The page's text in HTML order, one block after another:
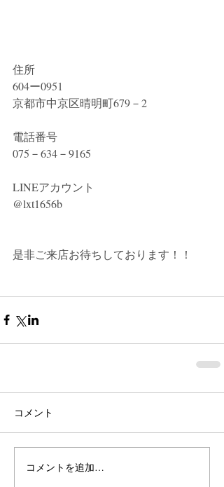
住所
604ー0951
京都市中京区晴明町679－2
電話番号
075－634－9165
LINEアカウント
@lxt1656b
是非ご来店お待ちしております！！
コメント
コメントを追加…